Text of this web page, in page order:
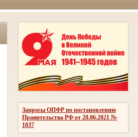
Запросы ОПФР по постановлению
Правительства РФ от 28.06.2021 №
1037